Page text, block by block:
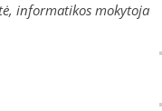
informatikos mokytoja